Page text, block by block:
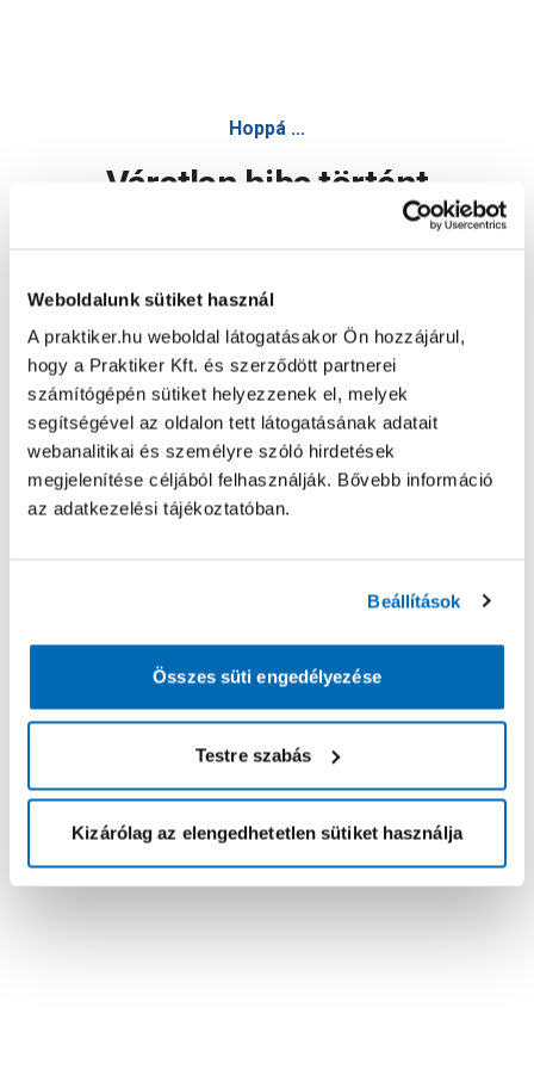
Weboldalunk sütiket használ
A praktiker.hu weboldal látogatásakor Ön hozzájárul,
hogy a Praktiker Kft. és szerződött partnerei
számítógépén sütiket helyezzenek el, melyek
segítségével az oldalon tett látogatásának adatait
webanalitikai és személyre szóló hirdetések
megjelenítése céljából felhasználják. Bővebb információ
az adatkezelési tájékoztatóban.
Beállítások
Összes süti engedélyezése
Testre szabás
Kizárólag az elengedhetetlen sütiket használja
Hoppá ...
Váratlan hiba történt
Oldal újratöltése